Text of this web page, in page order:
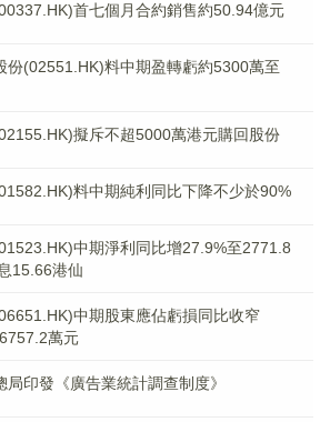
首七個月合約銷售約50.94億元
份(02551.HK)料中期盈轉虧約5300萬至
擬斥不超5000萬港元購回股份
料中期純利同比下降不少於90%
中期淨利同比增27.9%至2771.8
15.66港仙
中期股東應佔虧損同比收窄
萬元
局印發《廣告業統計調查制度》